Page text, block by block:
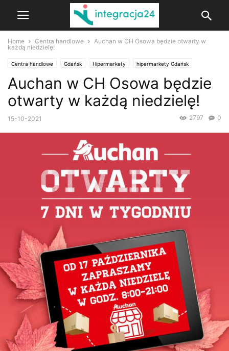
Home Centra handlowe
Auchan w CH Osowa będzie otwarty w
każdą niedzielę!
Centra handlowe Gdańsk Hipermarkety hipermarkety Gdańsk
Auchan w CH Osowa będzie
otwarty w każdą niedzielę!
15-10-2021 0
2797